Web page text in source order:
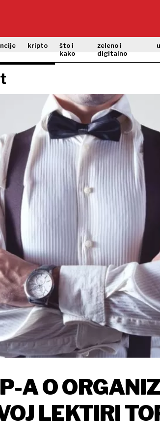
kripto
što i
kako
zeleno i
digitalno
A O
LEKTIRI